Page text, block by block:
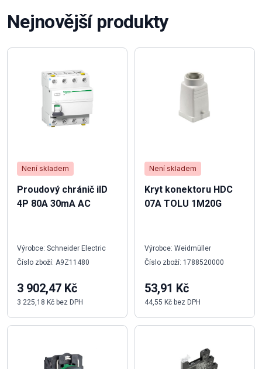
Nejnovější produkty
Není skladem
Proudový chránič iID
4P 80A 30mA AC
Výrobce: Schneider Electric
Číslo zboží: A9Z11480
3 902,47 Kč
3 225,18 Kč bez DPH
Není skladem
Kryt konektoru HDC
07A TOLU 1M20G
Výrobce: Weidmüller
Číslo zboží: 1788520000
53,91 Kč
44,55 Kč bez DPH